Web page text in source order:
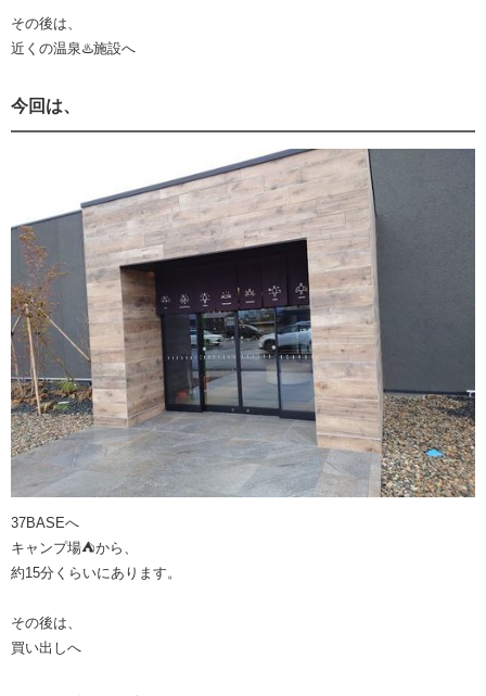
その後は、
近くの温泉♨️施設へ
今回は、
37BASEへ
キャンプ場⛺️から、
約15分くらいにあります。
その後は、
買い出しへ